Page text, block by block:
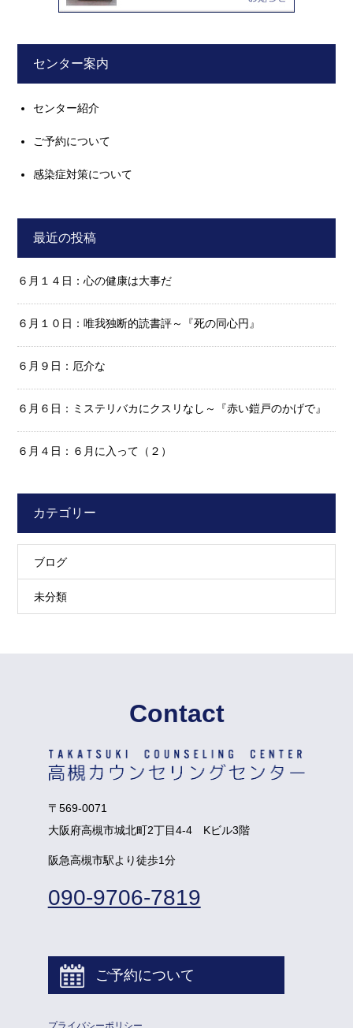
センター案内
センター紹介
ご予約について
感染症対策について
最近の投稿
６月１４日：心の健康は大事だ
６月１０日：唯我独断的読書評～『死の同心円』
６月９日：厄介な
６月６日：ミステリバカにクスリなし～『赤い鎧戸のかげで』
６月４日：６月に入って（２）
カテゴリー
ブログ
未分類
Contact
〒569-0071
大阪府高槻市城北町2丁目4-4 Kビル3階
阪急高槻市駅より徒歩1分
090-9706-7819
ご予約について
プライバシーポリシー